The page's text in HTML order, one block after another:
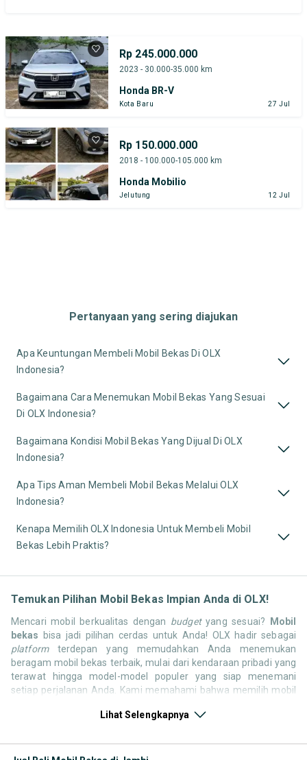
Rp 245.000.000
2023 - 30.000-35.000 km
Honda BR-V
Kota Baru 27 Jul
Rp 150.000.000
2018 - 100.000-105.000 km
Honda Mobilio
Jelutung 12 Jul
Pertanyaan yang sering diajukan
Apa Keuntungan Membeli Mobil Bekas Di OLX
Indonesia?
Bagaimana Cara Menemukan Mobil Bekas Yang Sesuai
Di OLX Indonesia?
Bagaimana Kondisi Mobil Bekas Yang Dijual Di OLX
Indonesia?
Apa Tips Aman Membeli Mobil Bekas Melalui OLX
Indonesia?
Kenapa Memilih OLX Indonesia Untuk Membeli Mobil
Bekas Lebih Praktis?
Temukan Pilihan Mobil Bekas Impian Anda di OLX!
Mencari mobil berkualitas dengan budgetyang sesuai? Mobil
bekas bisa jadi pilihan cerdas untuk Anda! OLX hadir sebagai
platformterdepan yang memudahkan Anda menemukan
beragam mobil bekas terbaik, mulai dari kendaraan pribadi yang
terawat hingga model-model populer yang siap menemani
setiap perjalanan Anda. Kami memahami bahwa memilih mobil
ribuan daftar dari penjual terpercaya di seluruh Indonesia.
dengan gaya hidup, kebutuhan, danbudgetAnda!
Lihat Selengkapnya